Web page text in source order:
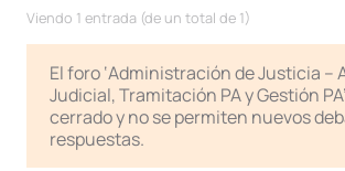
Viendo 1 entrada (de un total de 1)
El foro ‘Administración de Justicia –
Judicial, Tramitación PA y Gestión
cerrado y no se permiten nuevos
respuestas.